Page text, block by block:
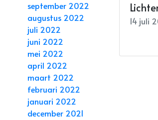
14 juli
september 2022
augustus 2022
juli 2022
juni 2022
mei 2022
april 2022
maart 2022
februari 2022
januari 2022
december 2021